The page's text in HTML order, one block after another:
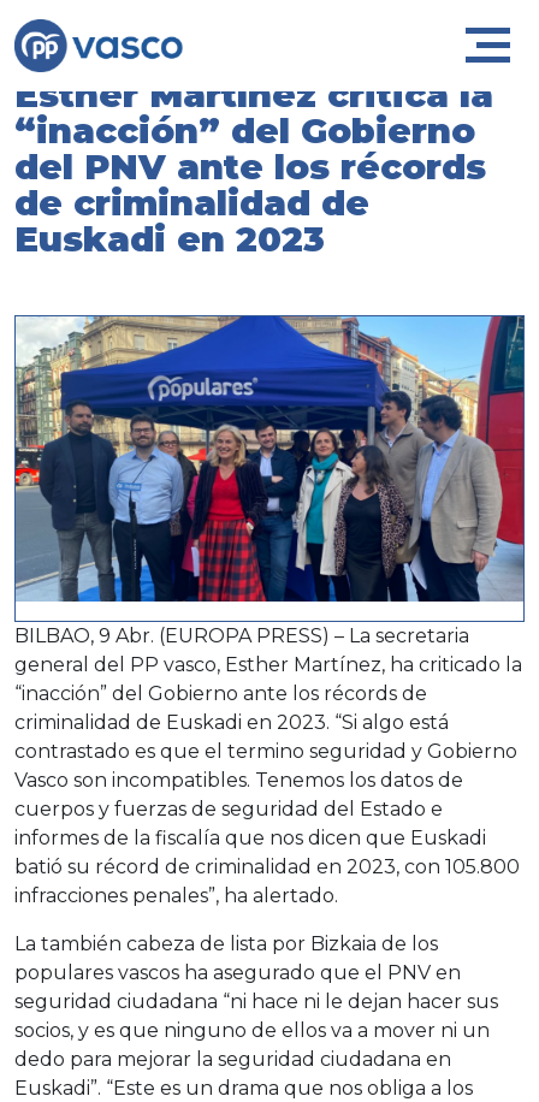
Esther Martínez critica la
“inacción” del Gobierno
del PNV ante los récords
de criminalidad de
Euskadi en 2023
BILBAO, 9 Abr. (EUROPA PRESS) – La secretaria
general del PP vasco, Esther Martínez, ha criticado la
“inacción” del Gobierno ante los récords de
criminalidad de Euskadi en 2023. “Si algo está
contrastado es que el termino seguridad y Gobierno
Vasco son incompatibles. Tenemos los datos de
cuerpos y fuerzas de seguridad del Estado e
informes de la fiscalía que nos dicen que Euskadi
batió su récord de criminalidad en 2023, con 105.800
infracciones penales”, ha alertado.
La también cabeza de lista por Bizkaia de los
populares vascos ha asegurado que el PNV en
seguridad ciudadana “ni hace ni le dejan hacer sus
socios, y es que ninguno de ellos va a mover ni un
dedo para mejorar la seguridad ciudadana en
Euskadi”. “Este es un drama que nos obliga a los